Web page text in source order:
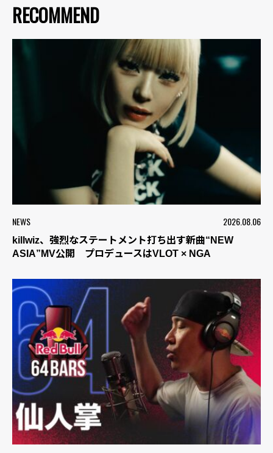
RECOMMEND
NEWS 2026.08.06
killwiz、強烈なステートメント打ち出す新曲“NEW
ASIA”MV公開 プロデュースはVLOT × NGA